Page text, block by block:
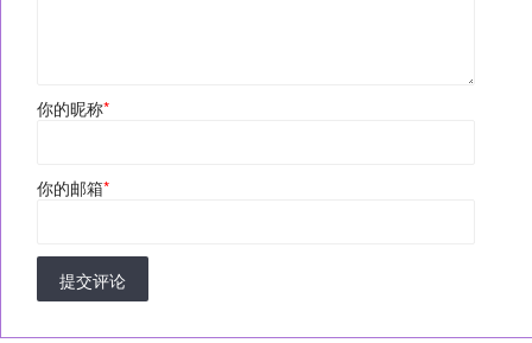
你的昵称*
你的邮箱*
提交评论